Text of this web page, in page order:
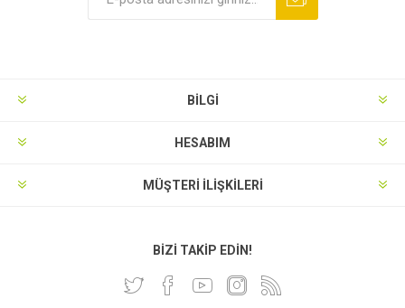
BILGI
HESABIM
MÜŞTERI İLIŞKILERI
BIZI TAKIP EDIN!